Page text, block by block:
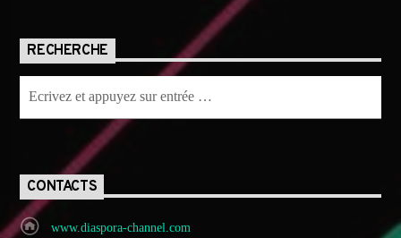
RECHERCHE
CONTACTS
www.diaspora-channel.com